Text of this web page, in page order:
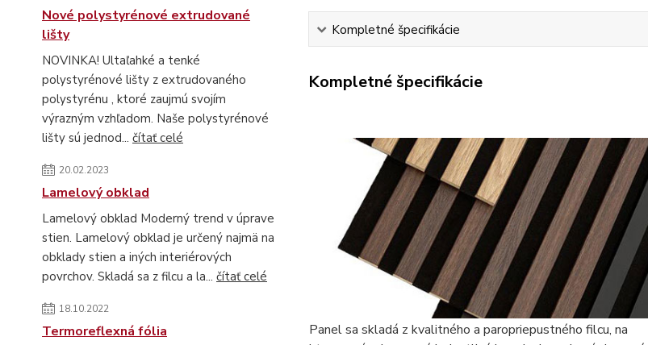
Nové polystyrénové extrudované
lišty
NOVINKA! Ultaľahké a tenké
polystyrénové lišty z extrudovaného
polystyrénu , ktoré zaujmú svojím
výrazným vzhľadom. Naše polystyrénové
lišty sú jednod... čítať celé
20.02.2023
Lamelový obklad
Lamelový obklad Moderný trend v úprave
stien. Lamelový obklad je určený najmä na
obklady stien a iných interiérových
povrchov. Skladá sa z filcu a la... čítať celé
18.10.2022
Termoreflexná fólia
Kompletné špecifikácie
Kompletné špecifikácie
Panel sa skladá z kvalitného a paropriepustného filcu, na